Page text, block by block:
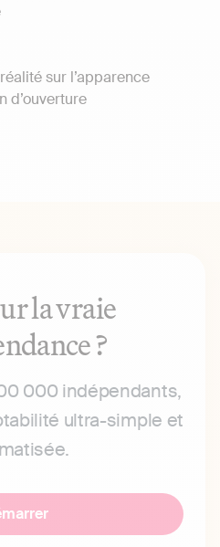
sur l’apparence
d’ouverture
la vraie
?
000 indépendants,
ultra-simple et